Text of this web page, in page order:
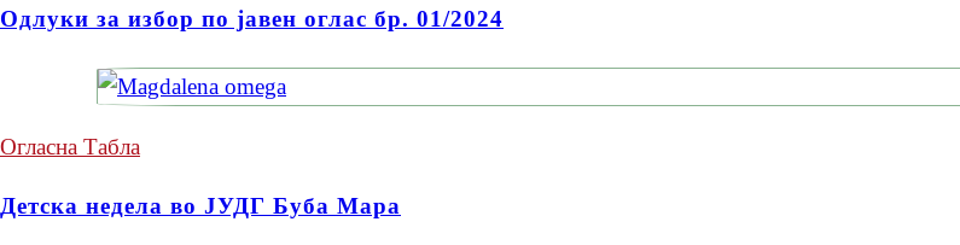
Одлуки за избор по јавен оглас бр. 01/2024
Огласна Табла
Детска недела во ЈУДГ Буба Мара